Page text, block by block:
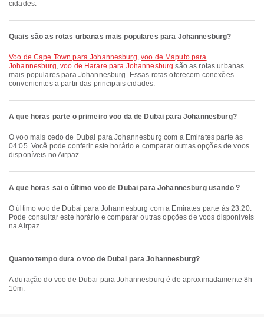
cidades.
Quais são as rotas urbanas mais populares para Johannesburg?
voo de Cape Town para Johannesburg,voo de Maputo para
Johannesburg, voo de Harare para Johannesburg são as rotas urbanas
mais populares para Johannesburg. Essas rotas oferecem conexões
convenientes a partir das principais cidades.
A que horas parte o primeiro voo da de Dubai para Johannesburg?
O voo mais cedo de Dubai para Johannesburg com a Emirates parte às
04:05. Você pode conferir este horário e comparar outras opções de voos
disponíveis no Airpaz.
A que horas sai o último voo de Dubai para Johannesburg usando ?
O último voo de Dubai para Johannesburg com a Emirates parte às 23:20.
Pode consultar este horário e comparar outras opções de voos disponíveis
na Airpaz.
Quanto tempo dura o voo de Dubai para Johannesburg?
A duração do voo de Dubai para Johannesburg é de aproximadamente 8h
10m.